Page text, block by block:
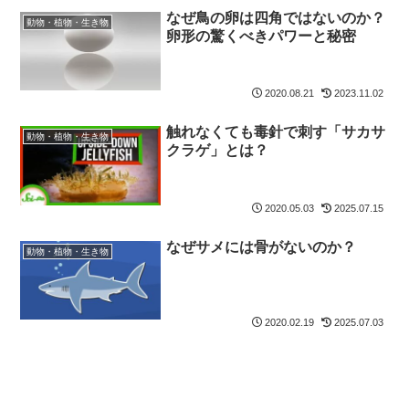
動物・植物・生き物
なぜ鳥の卵は四角ではないのか？
卵形の驚くべきパワーと秘密
2020.08.21 2023.11.02
動物・植物・生き物
触れなくても毒針で刺す「サカサ
クラゲ」とは？
2020.05.03 2025.07.15
動物・植物・生き物 なぜサメには骨がないのか？
2020.02.19 2025.07.03